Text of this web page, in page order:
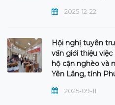
2025-12-22
Hội nghị tuyên
vấn giới thiệu
hộ cận nghèo và
Yên Lãng, tỉnh
2025-09-11